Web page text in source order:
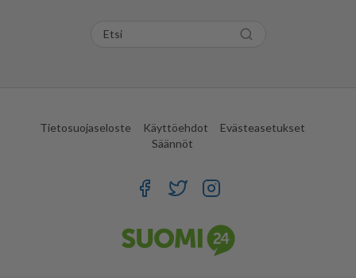
Tietosuojaseloste Käyttöehdot
Evästeasetukset
Säännöt